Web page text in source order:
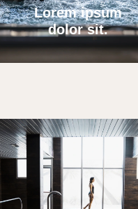
Lorem ipsum
dolor sit.